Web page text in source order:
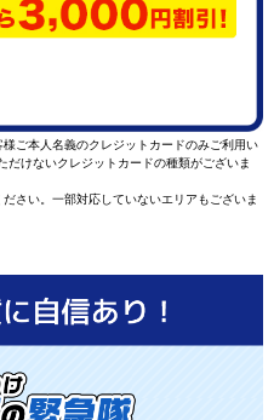
ご本人名義のクレジットカードのみご利用い
けないクレジットカードの種類がございま
ださい。一部対応していないエリアもございま